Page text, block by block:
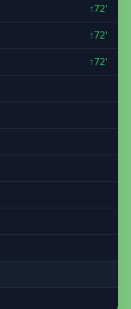
↑72'
↑72'
↑72'